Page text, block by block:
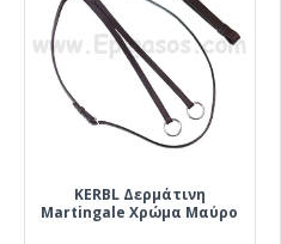
KERBL Δερμάτινη
Martingale Χρώμα Μαύρο